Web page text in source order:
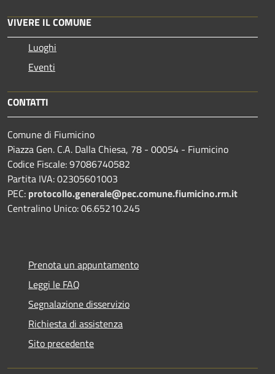
VIVERE IL COMUNE
Luoghi
Eventi
CONTATTI
Comune di Fiumicino
Piazza Gen. C.A. Dalla Chiesa, 78 - 00054 - Fiumicino
Codice Fiscale: 97086740582
Partita IVA: 02305601003
PEC: protocollo.generale@pec.comune.fiumicino.rm.it
Centralino Unico: 06.65210.245
Prenota un appuntamento
Leggi le FAQ
Segnalazione disservizio
Richiesta di assistenza
Sito precedente